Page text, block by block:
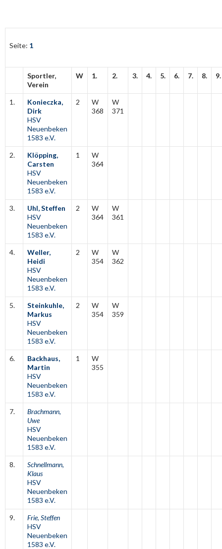
Seite: 1
Sportler,
Verein
W 1. 2. 3. 4. 5. 6. 7. 8. 9.
1.
Konieczka,
Dirk
HSV
Neuenbeken
1583 e.V.
2
W
368
W
371
2.
Klöpping,
Carsten
HSV
Neuenbeken
1583 e.V.
1
W
364
3.
Uhl, Steffen
HSV
Neuenbeken
1583 e.V.
2
W
364
W
361
4.
Weller,
Heidi
HSV
Neuenbeken
1583 e.V.
2
W
354
W
362
5.
Steinkuhle,
Markus
HSV
Neuenbeken
1583 e.V.
2
W
354
W
359
6.
Backhaus,
Martin
HSV
Neuenbeken
1583 e.V.
1
W
355
7.
Brachmann,
Uwe
HSV
Neuenbeken
1583 e.V.
8.
Schnellmann,
Klaus
HSV
Neuenbeken
1583 e.V.
9.
Frie, Steffen
HSV
Neuenbeken
1583 e.V.